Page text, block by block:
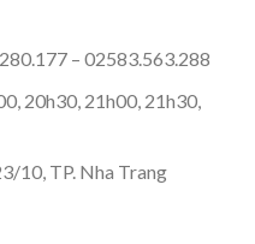
– 02583.563.288
20h30, 21h00, 21h30,
10, TP. Nha Trang